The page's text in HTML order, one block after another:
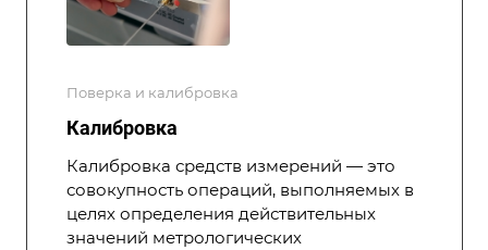
Поверка и калибровка
Калибровка
Калибровка средств измерений — это
совокупность операций, выполняемых в
целях определения действительных
значений метрологических